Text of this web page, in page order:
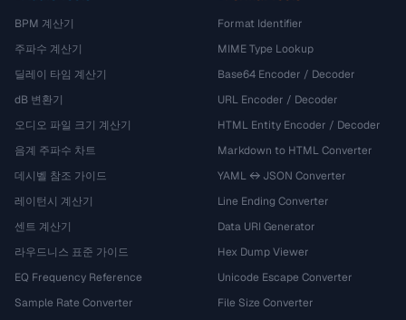
BPM 계산기
주파수 계산기
딜레이 타임 계산기
dB 변환기
오디오 파일 크기 계산기
음계 주파수 차트
데시벨 참조 가이드
레이턴시 계산기
센트 계산기
라우드니스 표준 가이드
EQ Frequency Reference
Sample Rate Converter
Format Identifier
MIME Type Lookup
Base64 Encoder / Decoder
URL Encoder / Decoder
HTML Entity Encoder / Decoder
Markdown to HTML Converter
YAML ↔ JSON Converter
Line Ending Converter
Data URI Generator
Hex Dump Viewer
Unicode Escape Converter
File Size Converter